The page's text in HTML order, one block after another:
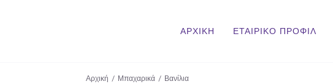
ΑΡΧΙΚΗ ΕΤΑΙΡΙΚΟ ΠΡΟΦΙΛ
Αρχική / Μπαχαρικά / Βανίλια